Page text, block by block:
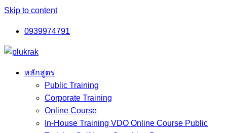
Skip to content
0939974791
หลักสูตร
Public Training
Corporate Training
Online Course
In-House Training VDO Online Course Public